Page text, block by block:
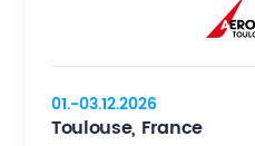
01.-03.12.2026
Toulouse, France